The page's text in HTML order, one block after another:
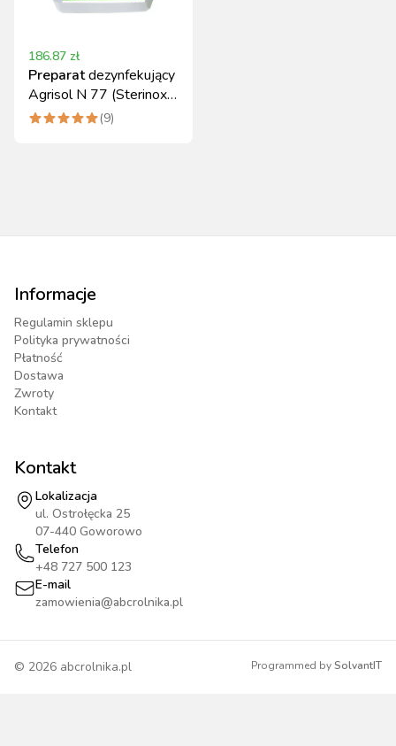
186.87 zł
Preparatdezynfekujący
Agrisol N 77 (Sterinox)
koncentrat 5 kg Can
(9)
Informacje
Regulamin sklepu
Polityka prywatności
Płatność
Dostawa
Zwroty
Kontakt
Kontakt
Lokalizacja
ul. Ostrołęcka 25
07-440 Goworowo
Telefon
+48 727 500 123
E-mail
zamowienia@abcrolnika.pl
© 2026 abcrolnika.pl Programmed bySolvantIT